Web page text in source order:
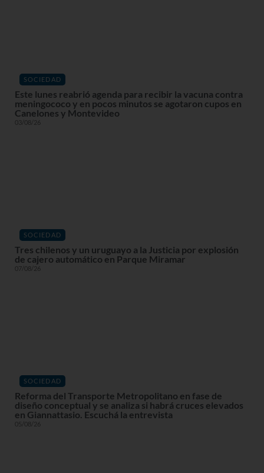
SOCIEDAD
Este lunes reabrió agenda para recibir la vacuna contra
meningococo y en pocos minutos se agotaron cupos en
Canelones y Montevideo
03/08/26
SOCIEDAD
Tres chilenos y un uruguayo a la Justicia por explosión
de cajero automático en Parque Miramar
07/08/26
SOCIEDAD
Reforma del Transporte Metropolitano en fase de
diseño conceptual y se analiza si habrá cruces elevados
en Giannattasio. Escuchá la entrevista
05/08/26